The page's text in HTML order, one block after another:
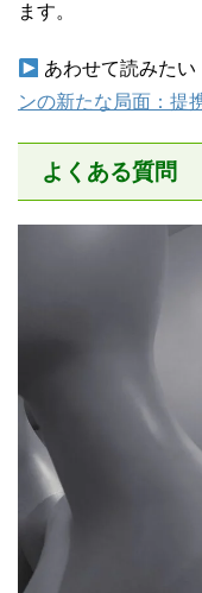
ます。
あわせて読みたい
ンの新たな局面：提
よくある質問